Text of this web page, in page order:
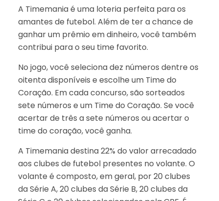
A Timemania é uma loteria perfeita para os
amantes de futebol. Além de ter a chance de
ganhar um prêmio em dinheiro, você também
contribui para o seu time favorito.
No jogo, você seleciona dez números dentre os
oitenta disponíveis e escolhe um Time do
Coração. Em cada concurso, são sorteados
sete números e um Time do Coração. Se você
acertar de três a sete números ou acertar o
time do coração, você ganha.
A Timemania destina 22% do valor arrecadado
aos clubes de futebol presentes no volante. O
volante é composto, em geral, por 20 clubes
da Série A, 20 clubes da Série B, 20 clubes da